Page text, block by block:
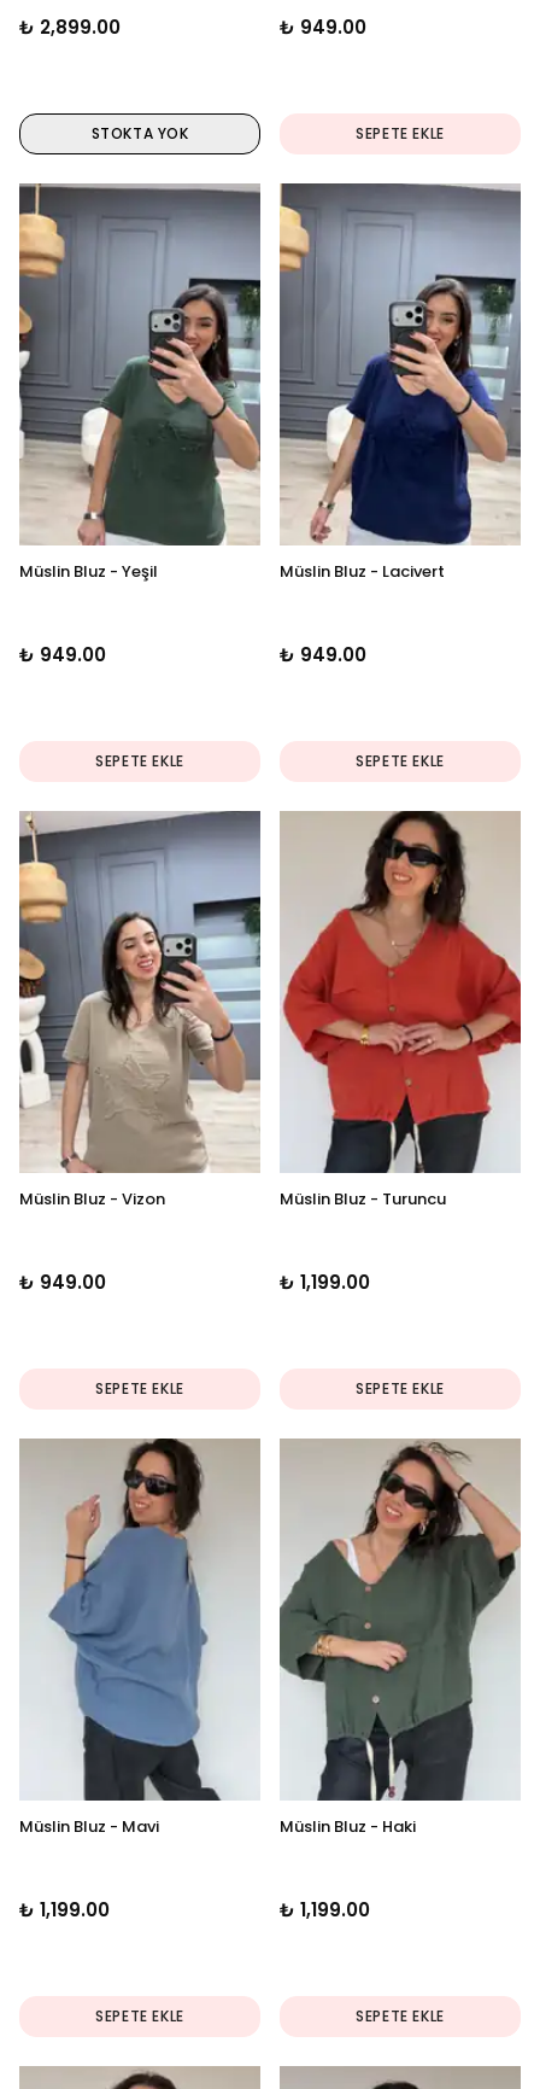
₺ 2,899.00
STOKTA YOK
₺ 949.00
SEPETE EKLE
Müslin Bluz - Yeşil
₺ 949.00
SEPETE EKLE
Müslin Bluz - Lacivert
₺ 949.00
SEPETE EKLE
Müslin Bluz - Vizon
₺ 949.00
SEPETE EKLE
Müslin Bluz - Turuncu
₺ 1,199.00
SEPETE EKLE
Müslin Bluz - Mavi
₺ 1,199.00
SEPETE EKLE
Müslin Bluz - Haki
₺ 1,199.00
SEPETE EKLE